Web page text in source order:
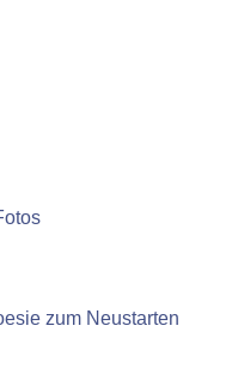
zum Neustarten